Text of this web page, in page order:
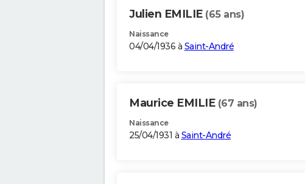
Julien EMILIE (65 ans)
Naissance
04/04/1936 à Saint-André
Maurice EMILIE (67 ans)
Naissance
25/04/1931 à Saint-André